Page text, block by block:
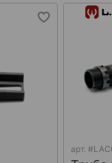
арт.